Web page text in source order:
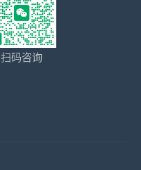
扫码咨询